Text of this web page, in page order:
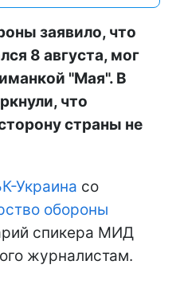
заявило, что
8 августа, мог
"Мая". В
что
страны не
Украина со
обороны
спикера МИД
журналистам.